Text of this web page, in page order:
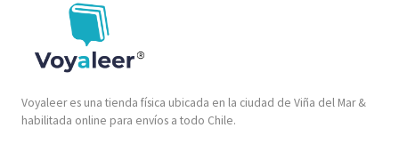
Voyaleer es una tienda física ubicada en la ciudad de Viña del Mar &
habilitada online para envíos a todo Chile.